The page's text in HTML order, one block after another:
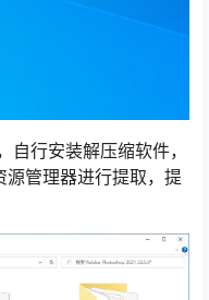
行安装解压缩软件，
管理器进行提取，提